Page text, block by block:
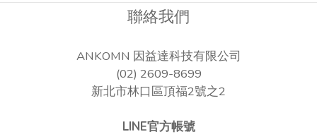
聯絡我們
ANKOMN 因益達科技有限公司
(02) 2609-8699
新北市林口區頂福2號之2
LINE官方帳號